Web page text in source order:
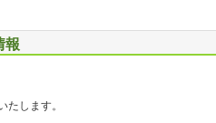
報
します。